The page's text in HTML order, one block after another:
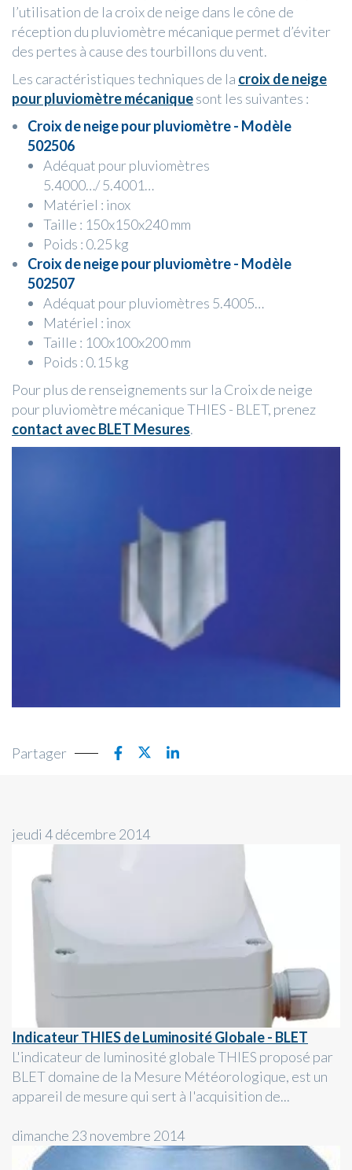
l’utilisation de la croix de neige dans le cône de
réception du pluviomètre mécanique permet d’éviter
des pertes à cause des tourbillons du vent.
Les caractéristiques techniques de la croix de neige
pour pluviomètre mécaniquesont les suivantes :
Croix de neige pour pluviomètre - Modèle
502506
Adéquat pour pluviomètres
5.4000…/ 5.4001…
Matériel : inox
Taille : 150x150x240 mm
Poids : 0.25 kg
Croix de neige pour pluviomètre - Modèle
502507
Adéquat pour pluviomètres 5.4005…
Matériel : inox
Taille : 100x100x200 mm
Poids : 0.15 kg
Pour plus de renseignements sur la Croix de neige
pour pluviomètre mécanique THIES - BLET, prenez
contact avec BLET Mesures.
Partager
jeudi 4 décembre 2014
Indicateur THIES de Luminosité Globale - BLET
L'indicateur de luminosité globale THIES proposé par
BLET domaine de la Mesure Météorologique, est un
appareil de mesure qui sert à l'acquisition de...
dimanche 23 novembre 2014